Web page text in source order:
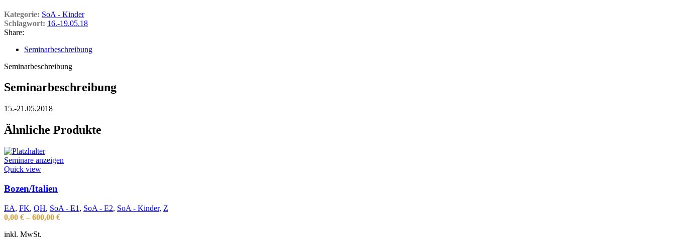
Kategorie: SoA - Kinder
Schlagwort: 16.-19.05.18
Share:
Seminarbeschreibung
Seminarbeschreibung
Seminarbeschreibung
15.-21.05.2018
Ähnliche Produkte
Seminare anzeigen
Quick view
Bozen/Italien
EA, FK, QH, SoA - E1 , SoA - E2, SoA - Kinder, Z
0,00 € – 600,00 €
inkl. MwSt.